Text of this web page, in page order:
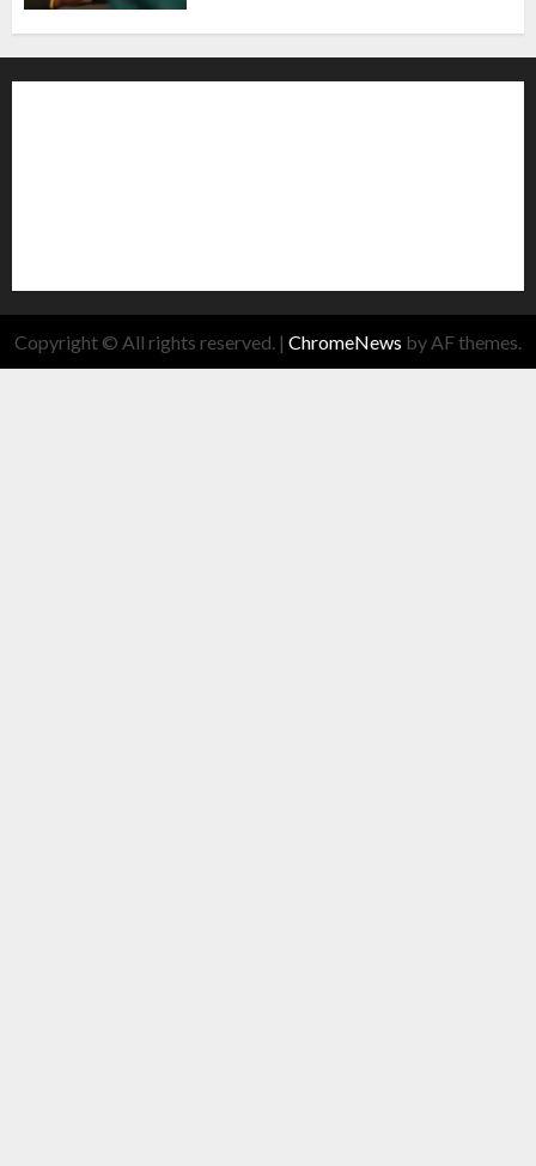
Copyright © All rights reserved. | ChromeNews by AF themes.